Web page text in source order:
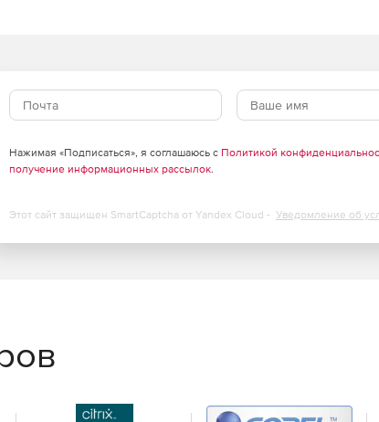
таких как Mozilla Thunderbird или Apple Mail.
календарей и задач за счет поддержки Exchange
прием, передачу и доставку электронной почты.
Нажимая «Подписаться», я соглашаюсь с Политикой
получение информационных рассылок.
Этот сайт защищен SmartCaptcha от Yandex Cloud - Уведомление об